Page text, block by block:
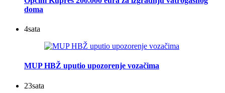
doma
4sata
MUP HBŽ uputio upozorenje vozačima
23sata